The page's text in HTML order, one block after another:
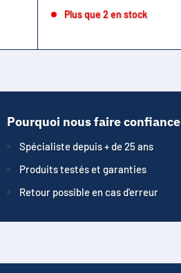
Plus que 2 en stock
Pourquoi nous faire confiance
Spécialiste depuis + de 25 ans
Produits testés et garanties
Retour possible en cas d'erreur